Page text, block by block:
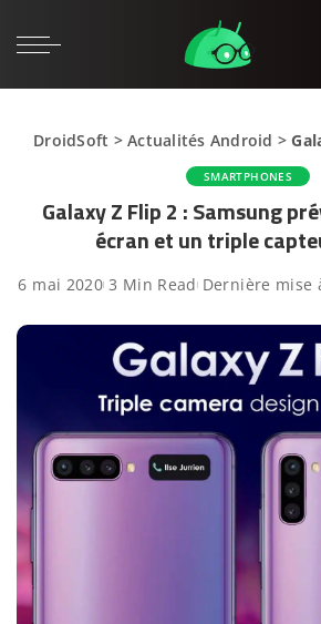
DroidSoft >Actualités Android >Galaxy Z Flip
SMARTPHONES
Galaxy Z Flip 2 : Samsung
écran et un triple
6 mai 2020 3 Min Read Dernière mise